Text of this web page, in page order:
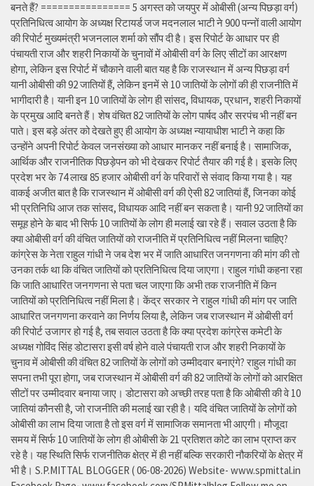
बनते हैं? ================ 5 अगस्त को जयपुर में ओबीसी (अन्य पिछड़ा वर्ग)
प्रतिनिधित्व आयोग के अध्यक्ष रिटायर्ड जज मदनलाल भाटी ने 900 पन्नों वाली आयोग
की रिपोर्ट मुख्यमंत्री भजनलाल शर्मा को सौंप दी है। इस रिपोर्ट के आधार पर ही
पंचायती राज और शहरी निकायों के चुनावों में ओबीसी वर्ग के लिए सीटों का आरक्षण
होगा, लेकिन इस रिपोर्ट में चौकाने वाली बात यह है कि राजस्थान में अन्य पिछड़ा वर्ग
यानी ओबीसी की 92 जातियों हैं, लेकिन इनमें से 10 जातियों के लोगों की ही राजनीति में
भागीदारी है। यानी इन 10 जातियों के लोग ही सांसद, विधायक, प्रधान, शहरी निकायों
के प्रमुख आदि बनते हैं। शेष वंचित 82 जातियों के लोग पार्षद और सरपंच भी नहीं बन
पाते। इस बड़े अंतर को देखते हुए ही आयोग के अध्यक्ष न्यायाधीश भाटी ने कहा कि
उन्होंने अपनी रिपोर्ट केवल जनसंख्या को आधार मानकर नहीं बनाई है। सामाजिक,
आर्थिक और राजनीतिक पिछड़ेपन को भी देखकर रिपोर्ट तैयार की गई है। इसके लिए
प्रदेश भर के 74 लाख 85 हजार ओबीसी वर्ग के परिवारों से संवाद किया गया है। यह
वाकई अजीत बात है कि राजस्थान में ओबीसी वर्ग की ऐसी 82 जातियां हैं, जिनका कोई
भी प्रतिनिधि आज तक सांसद, विधायक आदि नहीं बन सकता है। यानी 92 जातियों का
समूह होने के बाद भी सिर्फ 10 जातियों के लोग ही मलाई खा रहे हैं। सवाल उठता है कि
क्या ओबीसी वर्ग की वंचित जातियों को राजनीति में प्रतिनिधित्व नहीं मिलना चाहिए?
कांग्रेस के नेता राहुल गांधी ने जब देश भर में जाति आधारित जनगणना की मांग की तो
उनका तर्क था कि वंचित जातियों को प्रतिनिधित्व दिया जाएगा। राहुल गांधी कहना रहा
कि जाति आधारित जनगणना से पता चल जाएगा कि अभी तक राजनीति में किन
जातियों को प्रतिनिधित्व नहीं मिला है। केंद्र सरकार ने राहुल गांधी की मांग पर जाति
आधारित जनगणना करवाने का निर्णय लिया है, लेकिन जब राजस्थान में ओबीसी वर्ग
की रिपोर्ट उजागर हो गई है, तब सवाल उठता है कि क्या प्रदेश कांग्रेस कमेटी के
अध्यक्ष गोविंद सिंह डोटासरा इसी वर्ष होने वाले पंचायती राज और शहरी निकायों के
चुनाव में ओबीसी की वंचित 82 जातियों के लोगों को उम्मीदवार बनाएंगे? राहुल गांधी का
सपना तभी पूरा होगा, जब राजस्थान में ओबीसी वर्ग की 82 जातियों के लोगों को आरक्षित
सीटों पर उम्मीदवार बनाया जाए। डोटासरा को अच्छी तरह पता है कि ओबीसी की वे 10
जातियां कौनसी है, जो राजनीति की मलाई खा रही है। यदि वंचित जातियों के लोगों को
ओबीसी का लाभ दिया जाता है तो इस वर्ग में सामाजिक समानता भी आएगी। मौजूदा
समय में सिर्फ 10 जातियों के लोग ही ओबीसी के 21 प्रतिशत कोटे का लाभ प्राप्त कर
रहे है। यह स्थिति सिर्फ राजनीतिक क्षेत्र में ही नहीं बल्कि सरकारी नौकरियों के क्षेत्र में
भी है। S.P.MITTAL BLOGGER ( 06-08-2026) Website- www.spmittal.in